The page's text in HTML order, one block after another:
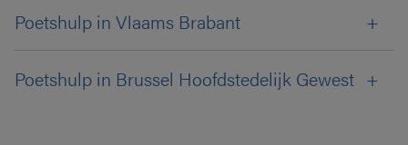
Poetshulp in Vlaams Brabant
Poetshulp in Brussel Hoofdstedelijk Gewest